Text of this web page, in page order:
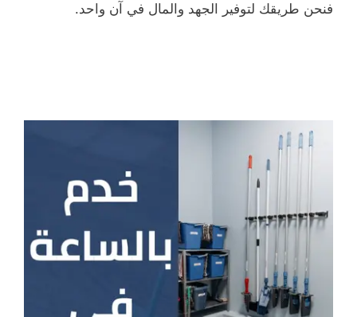
فنحن طريقك لتوفير الجهد والمال في آن واحد.